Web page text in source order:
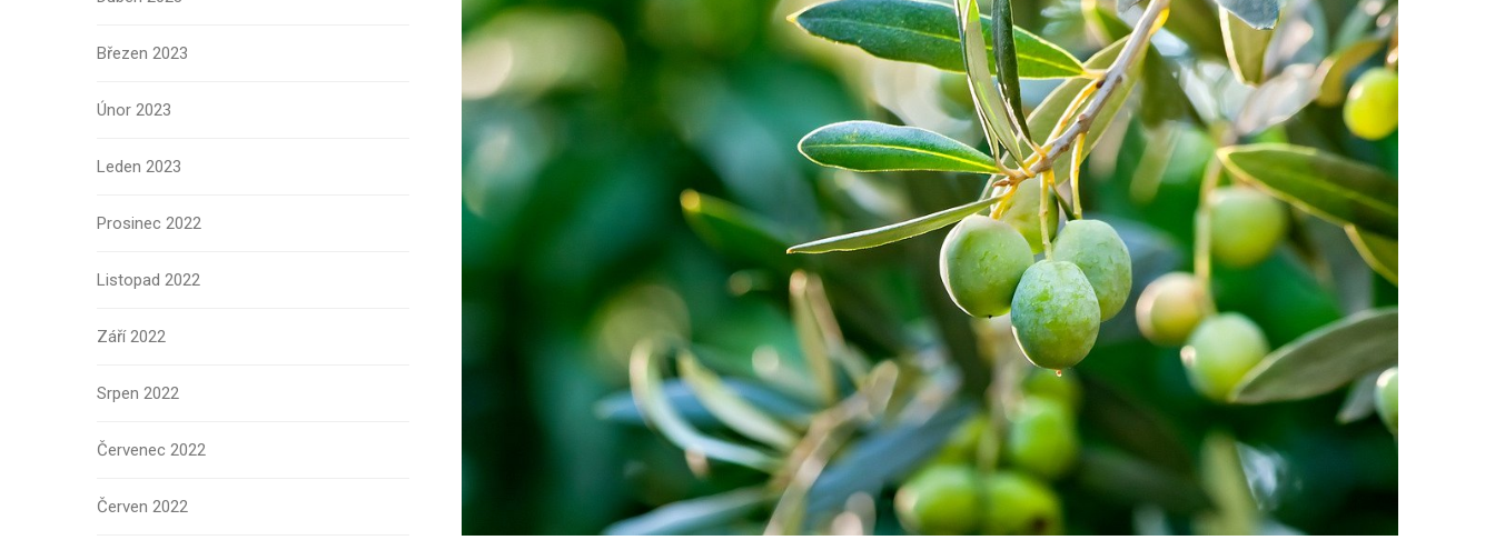
Březen 2023
Únor 2023
Leden 2023
Prosinec 2022
Listopad 2022
Září 2022
Srpen 2022
Červenec 2022
Červen 2022